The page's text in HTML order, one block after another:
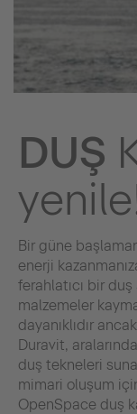
DUŞ
Bir güne
enerji
ferahlatıcı bir
malzemeler
dayanıklıdır
Duravit,
duş tekneleri
mimari oluşum
OpenSpace duş